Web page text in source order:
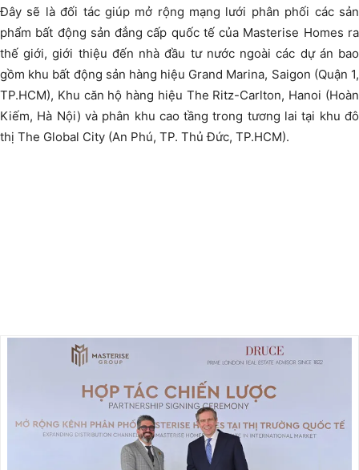
Đây sẽ là đối tác giúp mở rộng mạng lưới phân phối các sản
phẩm bất động sản đẳng cấp quốc tế của Masterise Homes ra
thế giới, giới thiệu đến nhà đầu tư nước ngoài các dự án bao
gồm khu bất động sản hàng hiệu Grand Marina, Saigon (Quận 1,
TP.HCM), Khu căn hộ hàng hiệu The Ritz-Carlton, Hanoi (Hoàn
Kiếm, Hà Nội) và phân khu cao tầng trong tương lai tại khu đô
thị The Global City (An Phú, TP. Thủ Đức, TP.HCM).